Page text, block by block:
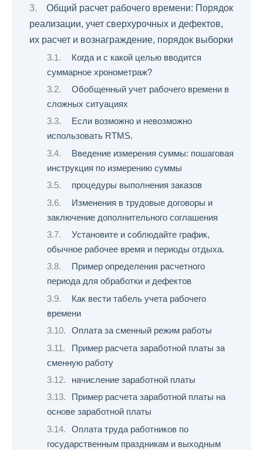
Общий расчет рабочего времени: Порядок
реализации, учет сверхурочных и дефектов,
их расчет и вознаграждение, порядок выборки
Когда и с какой целью вводится
суммарное хронометраж?
Обобщенный учет рабочего времени в
сложных ситуациях
Если возможно и невозможно
использовать RTMS.
Введение измерения суммы: пошаговая
инструкция по измерению суммы
процедуры выполнения заказов
Изменения в трудовые договоры и
заключение дополнительного соглашения
Установите и соблюдайте график,
обычное рабочее время и периоды отдыха.
Пример определения расчетного
периода для обработки и дефектов
Как вести табель учета рабочего
времени
Оплата за сменный режим работы
Пример расчета заработной платы за
сменную работу
начисление заработной платы
Пример расчета заработной платы на
основе заработной платы
Оплата труда работников по
государственным праздникам и выходным